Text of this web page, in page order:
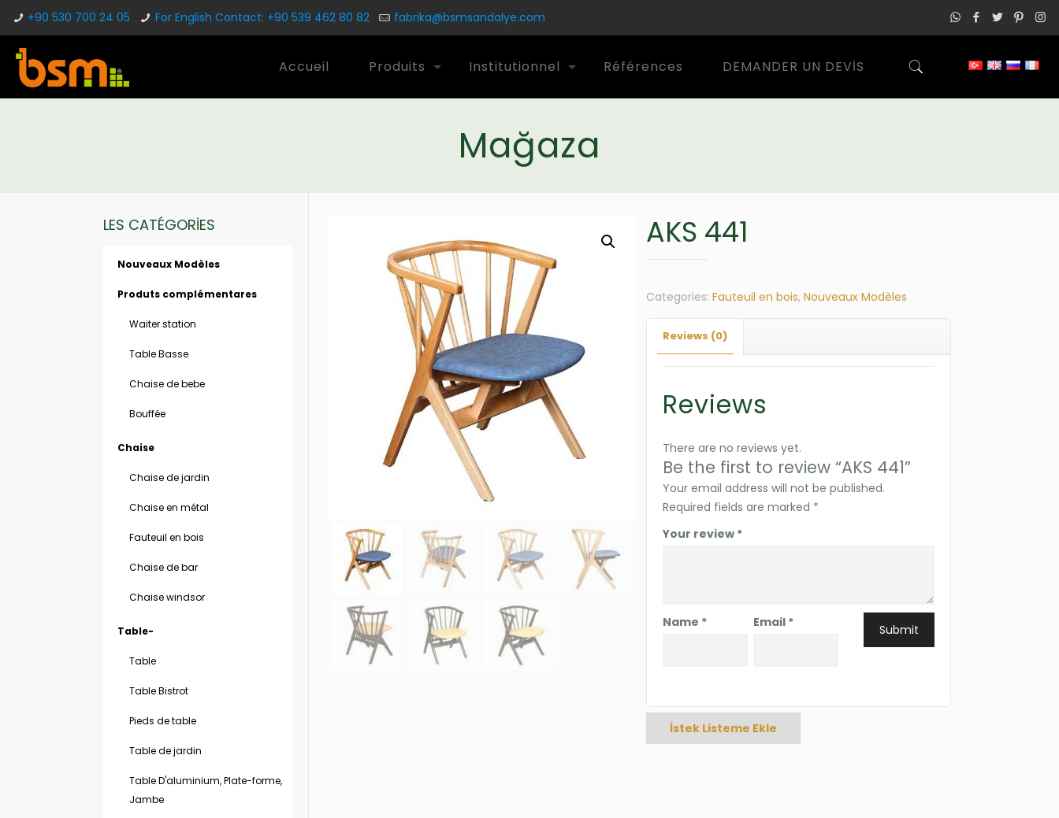
+90 530 700 24 05 For English Contact: +90 539 462 80 82 fabrika@bsmsandalye.com
Accueil Produits Institutionnel Références DEMANDER UN DEVİS
Mağaza
AKS 441
Categories:Fauteuil en bois,Nouveaux Modèles
Reviews (0)
Reviews
There are no reviews yet.
Be the first to review “AKS 441”
Your email address will not be published.
Required fields are marked *
Your review *
Name * Email *
İstek Listeme Ekle
LES CATÉGORİES
Nouveaux Modèles
Produts complémentares
Waiter station
Table Basse
Chaise de bebe
Bouffée
Chaise
Chaise de jardin
Chaise en métal
Fauteuil en bois
Chaise de bar
Chaise windsor
Table-
Table
Table Bistrot
Pieds de table
Table de jardin
Table D'aluminium, Plate-forme,
Jambe